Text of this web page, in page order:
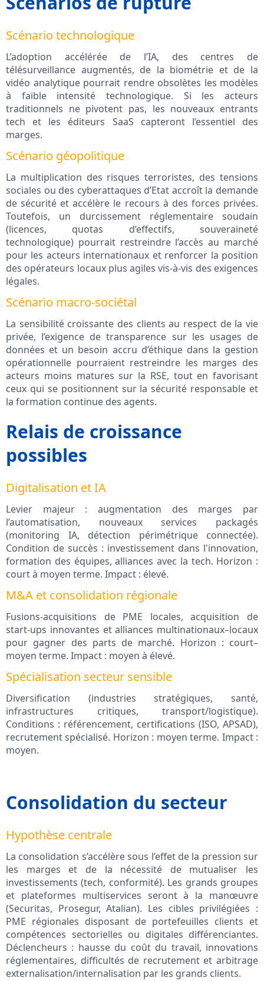
Scénario technologique
L’adoption accélérée de l’IA, des centres de
télésurveillance augmentés, de la biométrie et de la
vidéo analytique pourrait rendre obsolètes les modèles
à faible intensité technologique. Si les acteurs
traditionnels ne pivotent pas, les nouveaux entrants
tech et les éditeurs SaaS capteront l’essentiel des
marges.
Scénario géopolitique
La multiplication des risques terroristes, des tensions
sociales ou des cyberattaques d’Etat accroît la demande
de sécurité et accélère le recours à des forces privées.
Toutefois, un durcissement réglementaire soudain
(licences, quotas d’effectifs, souveraineté
technologique) pourrait restreindre l’accès au marché
pour les acteurs internationaux et renforcer la position
des opérateurs locaux plus agiles vis-à-vis des exigences
légales.
Scénario macro-sociétal
La sensibilité croissante des clients au respect de la vie
privée, l’exigence de transparence sur les usages de
données et un besoin accru d’éthique dans la gestion
opérationnelle pourraient restreindre les marges des
acteurs moins matures sur la RSE, tout en favorisant
ceux qui se positionnent sur la sécurité responsable et
la formation continue des agents.
Relais de croissance
possibles
Digitalisation et IA
Levier majeur : augmentation des marges par
l’automatisation, nouveaux services packagés
(monitoring IA, détection périmétrique connectée).
Condition de succès : investissement dans l'innovation,
formation des équipes, alliances avec la tech. Horizon :
court à moyen terme. Impact : élevé.
M&A et consolidation régionale
Fusions-acquisitions de PME locales, acquisition de
start-ups innovantes et alliances multinationaux–locaux
pour gagner des parts de marché. Horizon : court–
moyen terme. Impact : moyen à élevé.
Spécialisation secteur sensible
Diversification (industries stratégiques, santé,
infrastructures critiques, transport/logistique).
Conditions : référencement, certifications (ISO, APSAD),
recrutement spécialisé. Horizon : moyen terme. Impact :
moyen.
Consolidation du secteur
Hypothèse centrale
La consolidation s’accélère sous l’effet de la pression sur
les marges et de la nécessité de mutualiser les
investissements (tech, conformité). Les grands groupes
et plateformes multiservices seront à la manœuvre
(Securitas, Prosegur, Atalian). Les cibles privilégiées :
PME régionales disposant de portefeuilles clients et
compétences sectorielles ou digitales différenciantes.
Déclencheurs : hausse du coût du travail, innovations
réglementaires, difficultés de recrutement et arbitrage
externalisation/internalisation par les grands clients.